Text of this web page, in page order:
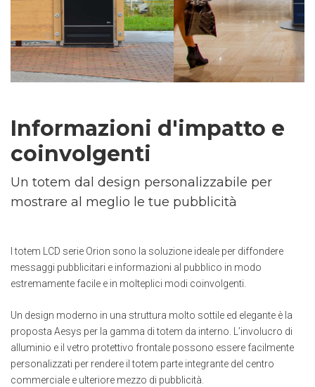
Informazioni d'impatto e
coinvolgenti
Un totem dal design personalizzabile per
mostrare al meglio le tue pubblicità
I totem LCD serie Orion sono la soluzione ideale per diffondere
messaggi pubblicitari e informazioni al pubblico in modo
estremamente facile e in molteplici modi coinvolgenti.
Un design moderno in una struttura molto sottile ed elegante è la
proposta Aesys per la gamma di totem da interno. L’involucro di
alluminio e il vetro protettivo frontale possono essere facilmente
personalizzati per rendere il totem parte integrante del centro
commerciale e ulteriore mezzo di pubblicità.